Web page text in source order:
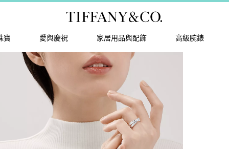
寶 愛與慶祝 家居用品與配飾 高級腕錶